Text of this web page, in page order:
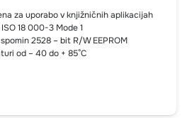
za uporabo v knjižničnih aplikacijah
18 000-3 Mode 1
2528 – bit R/W EEPROM
od – 40 do + 85°C